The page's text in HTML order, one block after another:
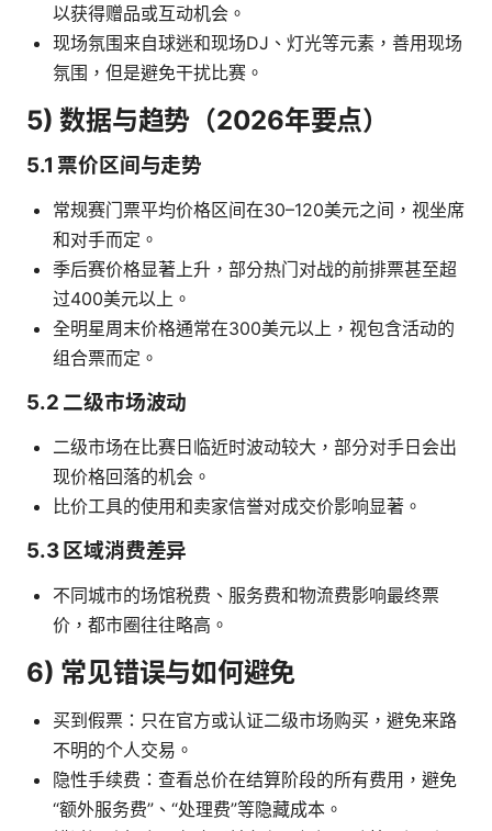
以获得赠品或互动机会。
现场氛围来自球迷和现场DJ、灯光等元素，善用现场
氛围，但是避免干扰比赛。
5) 数据与趋势（2026年要点）
5.1 票价区间与走势
常规赛门票平均价格区间在30–120美元之间，视坐席
和对手而定。
季后赛价格显著上升，部分热门对战的前排票甚至超
过400美元以上。
全明星周末价格通常在300美元以上，视包含活动的
组合票而定。
5.2 二级市场波动
二级市场在比赛日临近时波动较大，部分对手日会出
现价格回落的机会。
比价工具的使用和卖家信誉对成交价影响显著。
5.3 区域消费差异
不同城市的场馆税费、服务费和物流费影响最终票
价，都市圈往往略高。
6) 常见错误与如何避免
买到假票：只在官方或认证二级市场购买，避免来路
不明的个人交易。
隐性手续费：查看总价在结算阶段的所有费用，避免
“额外服务费”、“处理费”等隐藏成本。